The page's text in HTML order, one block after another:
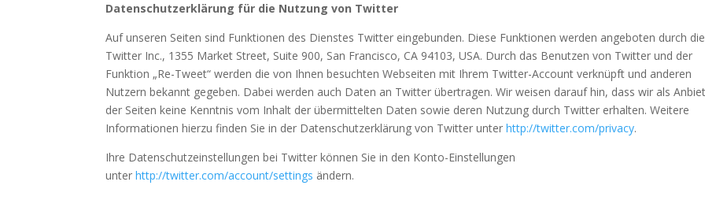
Datenschutzerklärung für die Nutzung von Twitter
Auf unseren Seiten sind Funktionen des Dienstes Twitter eingebunden. Diese Funktionen werden angeboten durch die
Twitter Inc., 1355 Market Street, Suite 900, San Francisco, CA 94103, USA. Durch das Benutzen von Twitter und der
Funktion „Re-Tweet“ werden die von Ihnen besuchten Webseiten mit Ihrem Twitter-Account verknüpft und anderen
Nutzern bekannt gegeben. Dabei werden auch Daten an Twitter übertragen. Wir weisen darauf hin, dass wir als
der Seiten keine Kenntnis vom Inhalt der übermittelten Daten sowie deren Nutzung durch Twitter erhalten. Weitere
Informationen hierzu finden Sie in der Datenschutzerklärung von Twitter unterhttp://twitter.com/privacy.
Ihre Datenschutzeinstellungen bei Twitter können Sie in den Konto-Einstellungen
unterhttp://twitter.com/account/settings ändern.